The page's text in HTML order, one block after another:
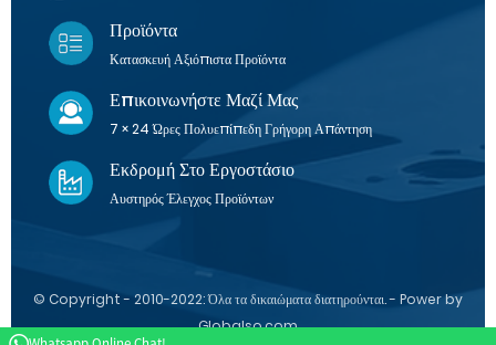
Προϊόντα
Κατασκευή Αξιόπιστα Προϊόντα
Επικοινωνήστε Μαζί Μας
7 × 24 Ώρες Πολυεπίπεδη Γρήγορη Απάντηση
Εκδρομή Στο Εργοστάσιο
Αυστηρός Έλεγχος Προϊόντων
© Copyright - 2010-2022: Όλα τα δικαιώματα διατηρούνται. - Power by
Globalso.com